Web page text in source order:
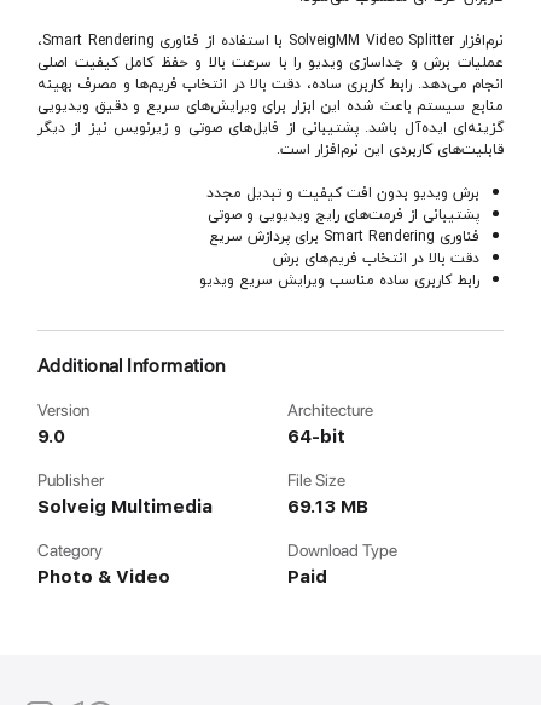
نرم‌افزار SolveigMM Video Splitter با استفاده از فناوری Smart Rendering،
عملیات برش و جداسازی ویدیو را با سرعت بالا و حفظ کامل کیفیت اصلی
انجام می‌دهد. رابط کاربری ساده، دقت بالا در انتخاب فریم‌ها و مصرف بهینه
منابع سیستم باعث شده این ابزار برای ویرایش‌های سریع و دقیق ویدیویی
گزینه‌ای ایده‌آل باشد. پشتیبانی از فایل‌های صوتی و زیرنویس نیز از دیگر
قابلیت‌های کاربردی این نرم‌افزار است.
برش ویدیو بدون افت کیفیت و تبدیل مجدد
پشتیبانی از فرمت‌های رایج ویدیویی و صوتی
فناوری Smart Rendering برای پردازش سریع
دقت بالا در انتخاب فریم‌های برش
رابط کاربری ساده مناسب ویرایش سریع ویدیو
Additional Information
Version
9.0
Architecture
64-bit
Publisher
Solveig Multimedia
File Size
69.13 MB
Category
Photo & Video
Download Type
Paid